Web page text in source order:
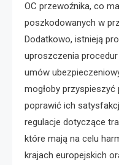
OC przewoźnika, co
poszkodowanych w
Dodatkowo, istnieją
uproszczenia
umów
mogłoby przyspieszyć
poprawić ich
regulacje dotyczące
które mają na celu
krajach europejskich